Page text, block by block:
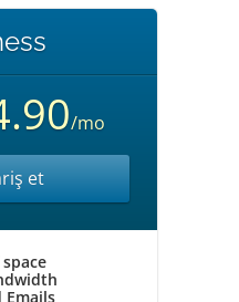
/mo
et